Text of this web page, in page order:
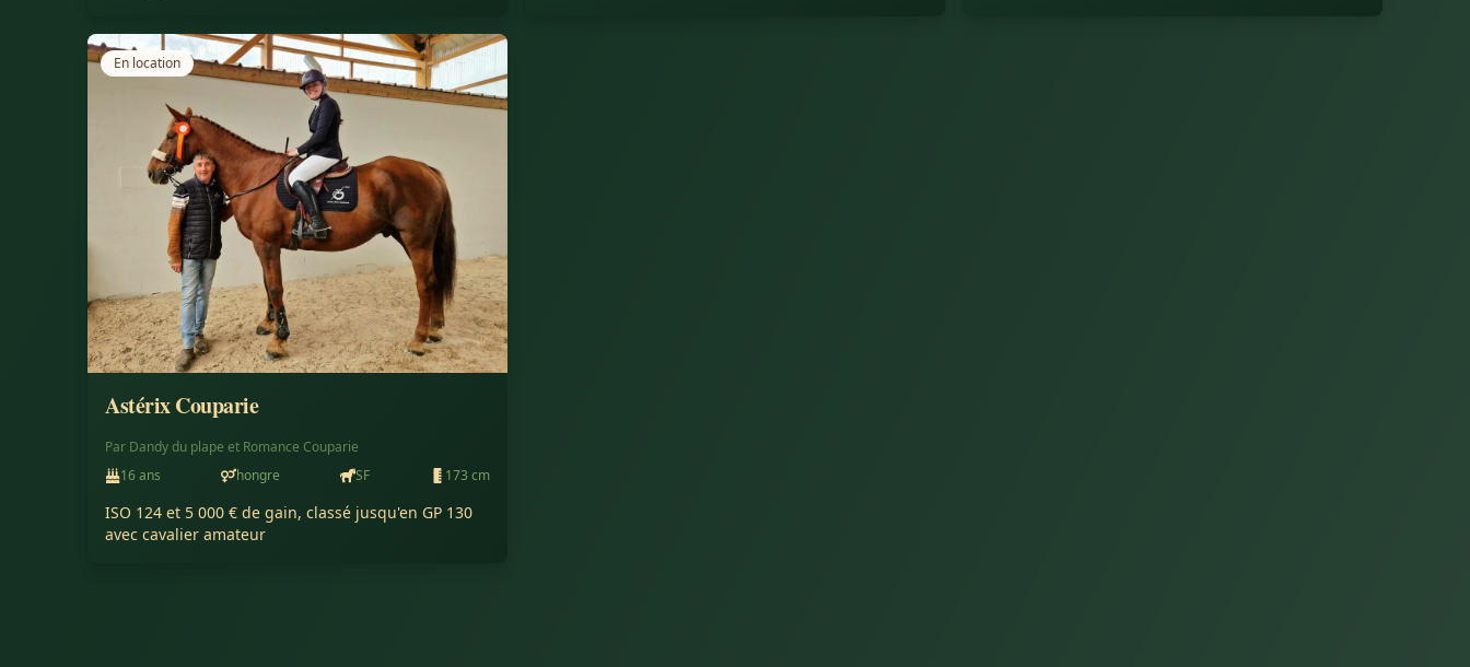
En location
Astérix Couparie
Par Dandy du plape et Romance Couparie
16ans hongre SF 173 cm
ISO 124 et 5 000 € de gain, classé jusqu'en GP 130
avec cavalier amateur